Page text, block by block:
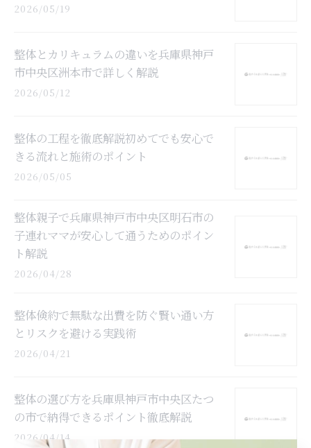
2026/05/19
整体とカリキュラムの違いを兵庫県神戸
市中央区洲本市で詳しく解説
2026/05/12
整体の工程を徹底解説初めてでも安心で
きる流れと施術のポイント
2026/05/05
整体親子で兵庫県神戸市中央区明石市の
子連れママが安心して通うためのポイン
ト解説
2026/04/28
整体倹約で無駄な出費を防ぐ賢い通い方
とリスクを避ける実践術
2026/04/21
整体の選び方を兵庫県神戸市中央区たつ
の市で納得できるポイント徹底解説
2026/04/14